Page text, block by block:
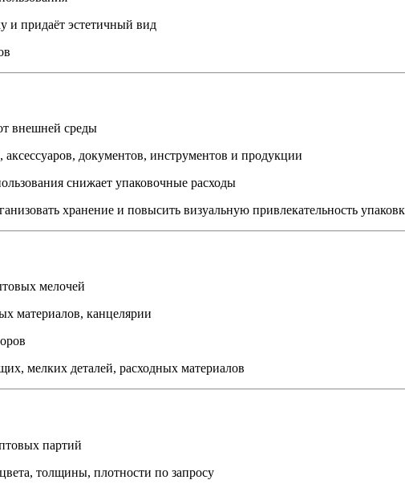
и придаёт эстетичный вид
внешней среды
документов, инструментов и продукции
снижает упаковочные расходы
хранение и повысить визуальную привлекательность
мелочей
материалов, канцелярии
мелких деталей, расходных материалов
партий
толщины, плотности по запросу